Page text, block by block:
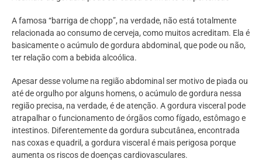
A famosa “barriga de chopp”, na verdade, não está totalmente
relacionada ao consumo de cerveja, como muitos acreditam. Ela é
basicamente o acúmulo de gordura abdominal, que pode ou não,
ter relação com a bebida alcoólica.
Apesar desse volume na região abdominal ser motivo de piada ou
até de orgulho por alguns homens, o acúmulo de gordura nessa
região precisa, na verdade, é de atenção. A gordura visceral pode
atrapalhar o funcionamento de órgãos como fígado, estômago e
intestinos. Diferentemente da gordura subcutânea, encontrada
nas coxas e quadril, a gordura visceral é mais perigosa porque
aumenta os riscos de doenças cardiovasculares.